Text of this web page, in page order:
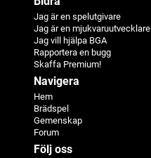
Jag är en spelutgivare
Jag är en mjukvaruutvecklare
Jag vill hjälpa BGA
Rapportera en bugg
Skaffa Premium!
Navigera
Hem
Brädspel
Gemenskap
Forum
Följ oss